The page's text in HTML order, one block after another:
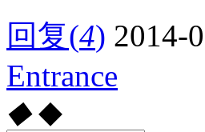
回复(4) 2014-
Entrance
◆ ◆